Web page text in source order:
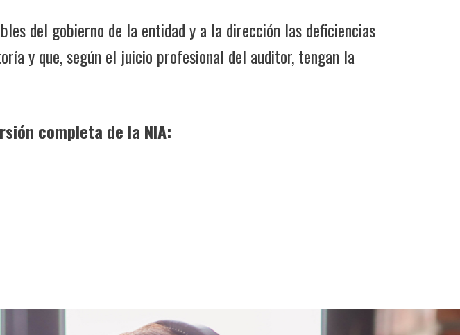
del gobierno de la entidad y a la dirección las deficiencias
y que, según el juicio profesional del auditor, tengan la
completa de la NIA: